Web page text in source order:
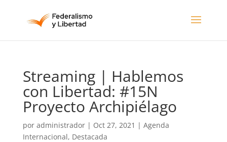
Streaming | Hablemos
con Libertad: #15N
Proyecto Archipiélago
por administrador| Oct 27, 2021 | Agenda
Internacional, Destacada